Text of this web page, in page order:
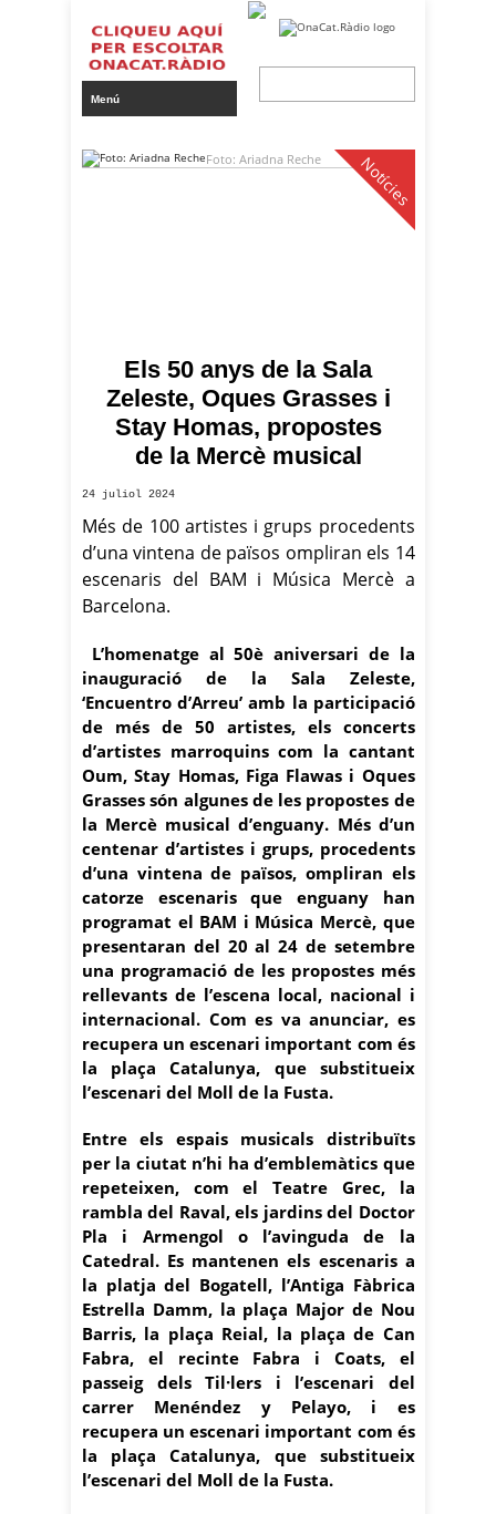
Notícies
Foto: Ariadna Reche
Els 50 anys de la Sala
Zeleste, Oques Grasses i
Stay Homas, propostes
de la Mercè musical
24 juliol 2024
Més de 100 artistes i grups procedents
d’una vintena de països ompliran els 14
escenaris del BAM i Música Mercè a
Barcelona.
L’homenatge al 50è aniversari de la
inauguració de la Sala Zeleste,
‘Encuentro d’Arreu’ amb la participació
de més de 50 artistes, els concerts
d’artistes marroquins com la cantant
Oum, Stay Homas, Figa Flawas i Oques
Grasses són algunes de les propostes de
la Mercè musical d’enguany. Més d’un
centenar d’artistes i grups, procedents
d’una vintena de països, ompliran els
catorze escenaris que enguany han
programat el BAM i Música Mercè, que
presentaran del 20 al 24 de setembre
una programació de les propostes més
rellevants de l’escena local, nacional i
internacional. Com es va anunciar, es
recupera un escenari important com és
la plaça Catalunya, que substitueix
l’escenari del Moll de la Fusta.
Entre els espais musicals distribuïts
per la ciutat n’hi ha d’emblemàtics que
repeteixen, com el Teatre Grec, la
rambla del Raval, els jardins del Doctor
Pla i Armengol o l’avinguda de la
Catedral. Es mantenen els escenaris a
la platja del Bogatell, l’Antiga Fàbrica
Estrella Damm, la plaça Major de Nou
Barris, la plaça Reial, la plaça de Can
Fabra, el recinte Fabra i Coats, el
passeig dels Til·lers i l’escenari del
carrer Menéndez y Pelayo, i es
recupera un escenari important com és
la plaça Catalunya, que substitueix
l’escenari del Moll de la Fusta.